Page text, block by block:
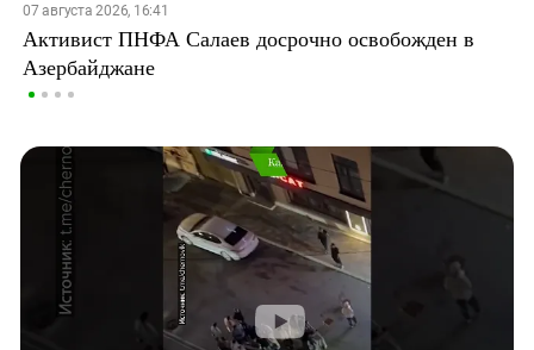
07 августа 2026, 16:41
Активист ПНФА Салаев досрочно освобожден в
Азербайджане